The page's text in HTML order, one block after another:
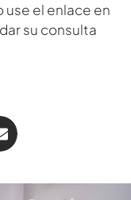
use el enlace en
su consulta